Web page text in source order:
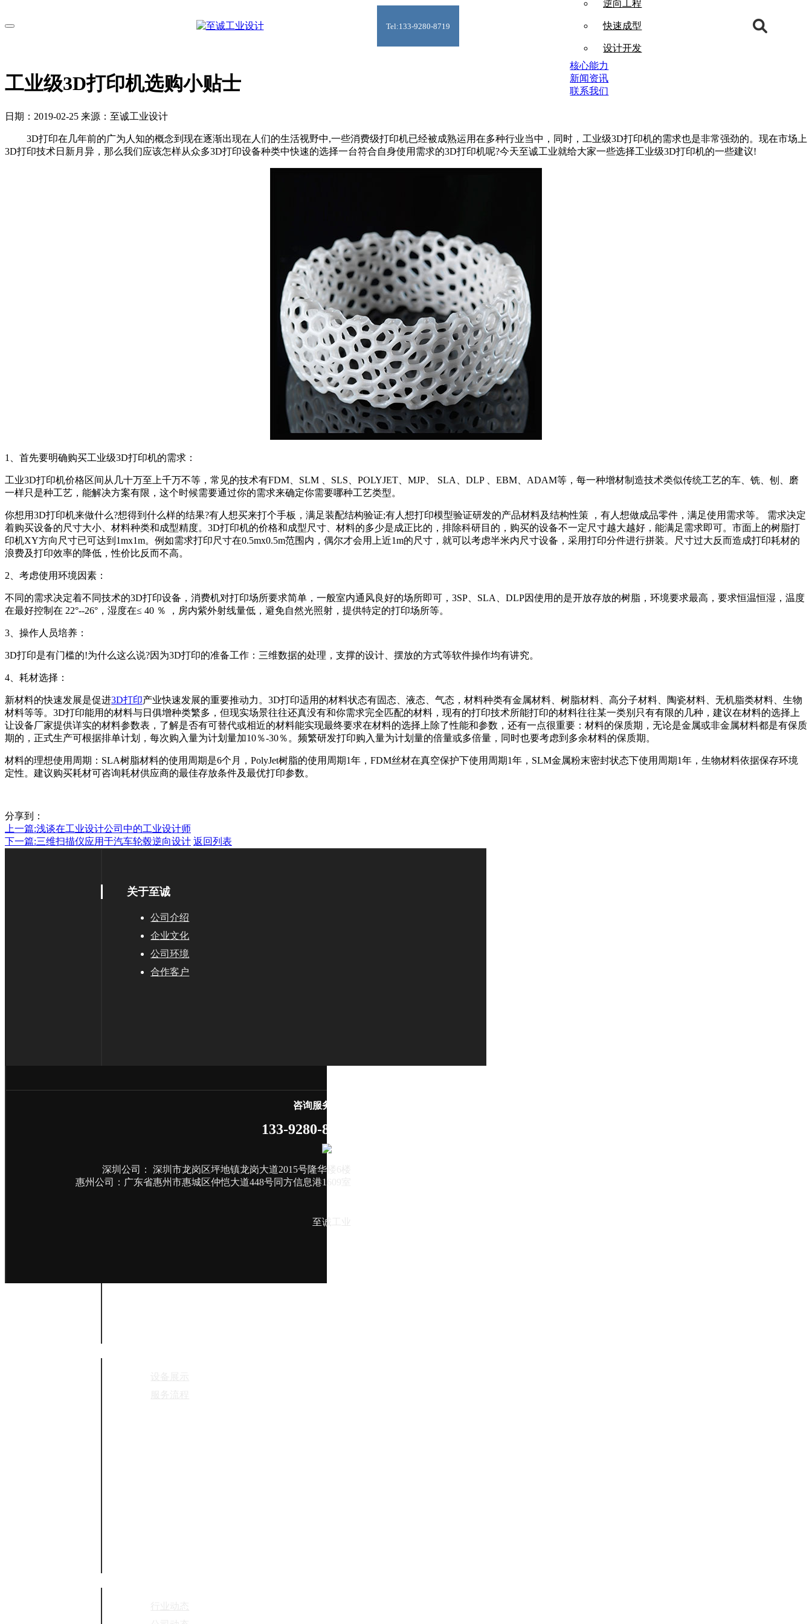
切换导航 Tel:133-9280-8719
逆向工程
快速成型
设计开发
核心能力
新闻资讯
联系我们
工业级3D打印机选购小贴士
日期：2019-02-25 来源：至诚工业设计
3D打印在几年前的广为人知的概念到现在逐渐出现在人们的生活视野中,一些消费级打印机已经被成熟运用在多种行业当中，同时，工业级3D打印机的需求也是非常强劲的。现在市场上
3D打印技术日新月异，那么我们应该怎样从众多3D打印设备种类中快速的选择一台符合自身使用需求的3D打印机呢?今天至诚工业就给大家一些选择工业级3D打印机的一些建议!
1、首先要明确购买工业级3D打印机的需求：
工业3D打印机价格区间从几十万至上千万不等，常见的技术有FDM、SLM 、SLS、POLYJET、MJP、 SLA、DLP 、EBM、ADAM等，每一种增材制造技术类似传统工艺的车、铣、刨、磨
一样只是种工艺，能解决方案有限，这个时候需要通过你的需求来确定你需要哪种工艺类型。
你想用3D打印机来做什么?想得到什么样的结果?有人想买来打个手板，满足装配结构验证;有人想打印模型验证研发的产品材料及结构性策 ，有人想做成品零件，满足使用需求等。 需求决定
着购买设备的尺寸大小、材料种类和成型精度。3D打印机的价格和成型尺寸、材料的多少是成正比的，排除科研目的，购买的设备不一定尺寸越大越好，能满足需求即可。市面上的树脂打
印机XY方向尺寸已可达到1mx1m。例如需求打印尺寸在0.5mx0.5m范围内，偶尔才会用上近1m的尺寸，就可以考虑半米内尺寸设备，采用打印分件进行拼装。尺寸过大反而造成打印耗材的
浪费及打印效率的降低，性价比反而不高。
2、考虑使用环境因素：
不同的需求决定着不同技术的3D打印设备，消费机对打印场所要求简单，一般室内通风良好的场所即可，3SP、SLA、DLP因使用的是开放存放的树脂，环境要求最高，要求恒温恒湿，温度
在最好控制在 22°--26°，湿度在≤ 40 ％ ，房内紫外射线量低，避免自然光照射，提供特定的打印场所等。
3、操作人员培养：
3D打印是有门槛的!为什么这么说?因为3D打印的准备工作：三维数据的处理，支撑的设计、摆放的方式等软件操作均有讲究。
4、耗材选择：
新材料的快速发展是促进3D打印产业快速发展的重要推动力。3D打印适用的材料状态有固态、液态、气态，材料种类有金属材料、树脂材料、高分子材料、陶瓷材料、无机脂类材料、生物
材料等等。3D打印能用的材料与日俱增种类繁多，但现实场景往往还真没有和你需求完全匹配的材料，现有的打印技术所能打印的材料往往某一类别只有有限的几种，建议在材料的选择上
让设备厂家提供详实的材料参数表，了解是否有可替代或相近的材料能实现最终要求在材料的选择上除了性能和参数，还有一点很重要：材料的保质期，无论是金属或非金属材料都是有保质
期的，正式生产可根据排单计划，每次购入量为计划量加10％-30％。频繁研发打印购入量为计划量的倍量或多倍量，同时也要考虑到多余材料的保质期。
材料的理想使用周期：SLA树脂材料的使用周期是6个月，PolyJet树脂的使用周期1年，FDM丝材在真空保护下使用周期1年，SLM金属粉末密封状态下使用周期1年，生物材料依据保存环境
定性。建议购买耗材可咨询耗材供应商的最佳存放条件及最优打印参数。
分享到：
上一篇:浅谈在工业设计公司中的工业设计师
下一篇:三维扫描仪应用于汽车轮毂逆向设计 返回列表
关于至诚
公司介绍
企业文化
公司环境
合作客户
快速成型
产品设计
咨询服务热线
133-9280-8719
深圳公司： 深圳市龙岗区坪地镇龙岗大道2015号隆华楼6楼
惠州公司：广东省惠州市惠城区仲恺大道448号同方信息港1609室
至诚工业